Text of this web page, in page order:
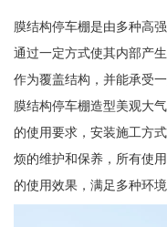
膜结构停车棚是由多种高
通过一定方式使其内部产
作为覆盖结构，并能承受
膜结构停车棚造型美观大
的使用要求，安装施工方
烦的维护和保养，所有使
的使用效果，满足多种环